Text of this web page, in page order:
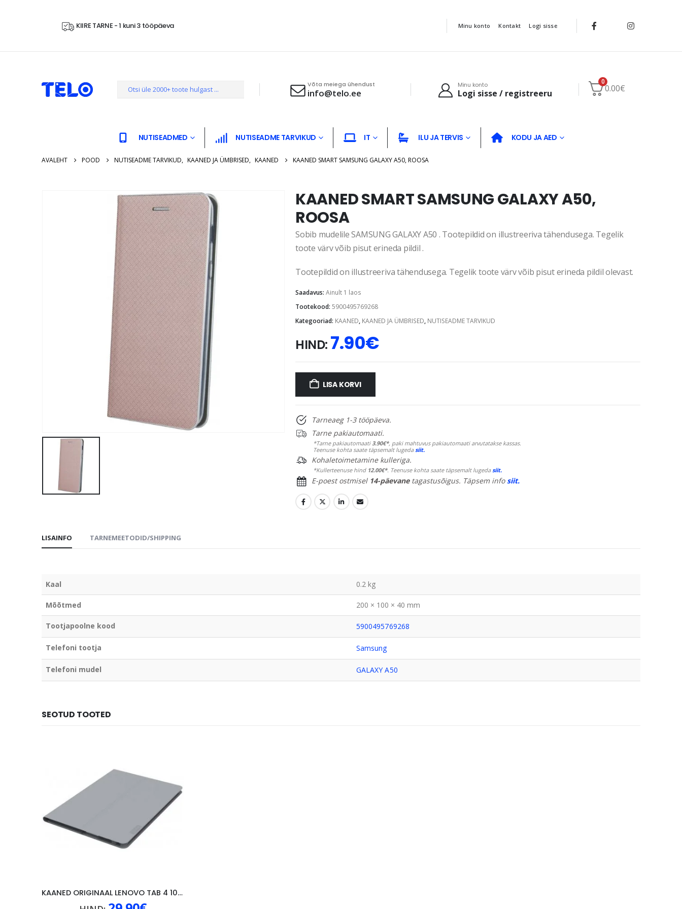
KIIRE TARNE - 1 kuni 3 tööpäeva Minu konto Kontakt Logi sisse
Võta meiega ühendust
info@telo.ee
Minu konto
Logi sisse / registreeru
0
0.00€
NUTISEADMED NUTISEADME TARVIKUD IT ILU JA TERVIS KODU JA AED
AVALEHT POOD NUTISEADME TARVIKUD, KAANED JA ÜMBRISED, KAANED KAANED SMART SAMSUNG GALAXY A50, ROOSA
KAANED SMART SAMSUNG GALAXY A50,
ROOSA
Sobib mudelile SAMSUNG GALAXY A50 . Tootepildid on illustreeriva tähendusega. Tegelik
toote värv võib pisut erineda pildil .
Tootepildid on illustreeriva tähendusega. Tegelik toote värv võib pisut erineda pildil olevast.
Saadavus: Ainult 1 laos
Tootekood: 5900495769268
Kategooriad: KAANED, KAANED JA ÜMBRISED, NUTISEADME TARVIKUD
HIND: 7.90€
LISA KORVI
Tarneaeg 1-3 tööpäeva.
Tarne pakiautomaati.
*Tarne pakiautomaati3.90€*, paki mahtuvus pakiautomaati arvutatakse kassas.
Teenuse kohta saate täpsemalt lugedasiit.
Kohaletoimetamine kulleriga.
*Kullerteenuse hind 12.00€*. Teenuse kohta saate täpsemalt lugedasiit.
E-poest ostmisel 14-päevanetagastusõigus. Täpsem info siit.
LISAINFO TARNEMEETODID/SHIPPING
Kaal 0.2 kg
Mõõtmed 200 × 100 × 40 mm
Tootjapoolne kood 5900495769268
Telefoni tootja Samsung
Telefoni mudel GALAXY A50
SEOTUD TOOTED
KAANED ORIGINAAL LENOVO TAB 4 10″, HALL